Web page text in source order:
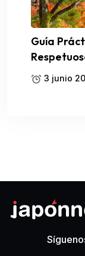
Guía
3 junio